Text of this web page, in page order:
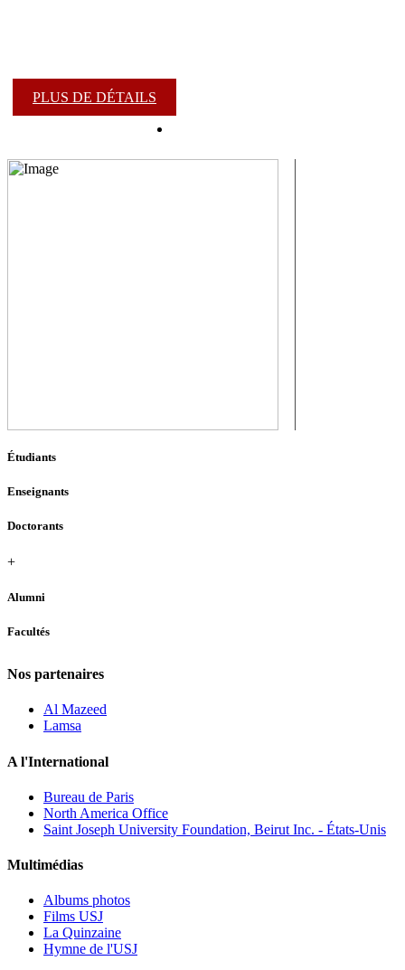
PLUS DE DÉTAILS
Étudiants
Enseignants
Doctorants
+
Alumni
Facultés
Nos partenaires
Al Mazeed
Lamsa
A l'International
Bureau de Paris
North America Office
Saint Joseph University Foundation, Beirut Inc. - États-Unis
Multimédias
Albums photos
Films USJ
La Quinzaine
Hymne de l'USJ